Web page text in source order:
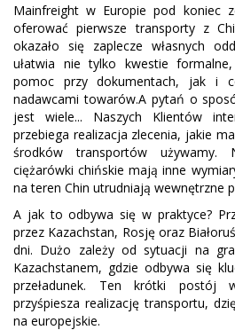
Mainfreight w Europie pod koniec
oferować pierwsze transporty z
okazało się zaplecze własnych
ułatwia nie tylko kwestie
pomoc przy dokumentach, jak i
nadawcami towarów.A pytań o
jest wiele... Naszych Klientów
przebiega realizacja zlecenia, jakie
środków transportów
ciężarówki chińskie mają inne
na teren Chin utrudniają wewnętrzne
A jak to odbywa się w praktyce?
przez Kazachstan, Rosję oraz
dni. Dużo zależy od sytuacji na
Kazachstanem, gdzie odbywa się
przeładunek. Ten krótki postój
przyśpiesza realizację transportu,
na europejskie.